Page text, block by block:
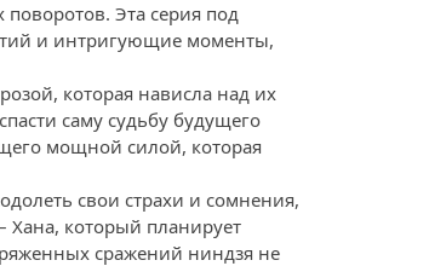
Эта серия под
и интригующие моменты,
которая нависла над их
саму судьбу будущего
мощной силой, которая
свои страхи и сомнения,
Хана, который планирует
сражений ниндзя не